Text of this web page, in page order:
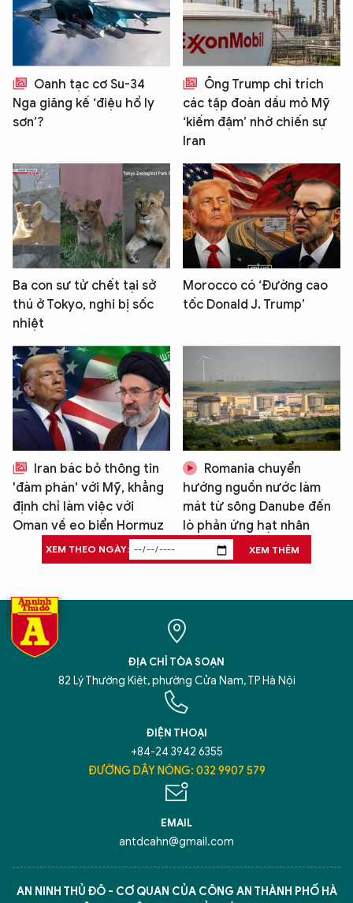
Oanh tạc cơ Su-34
Nga giăng kế ‘điệu hổ ly
sơn’?
Ông Trump chỉ trích
các tập đoàn dầu mỏ Mỹ
‘kiếm đậm’ nhờ chiến sự
Iran
Ba con sư tử chết tại sở
thú ở Tokyo, nghi bị sốc
nhiệt
Morocco có ‘Đường cao
tốc Donald J. Trump’
Iran bác bỏ thông tin
'đàm phán' với Mỹ, khẳng
định chỉ làm việc với
Oman về eo biển Hormuz
Romania chuyển
hướng nguồn nước làm
mát từ sông Danube đến
lò phản ứng hạt nhân
XEM THEO NGÀY: XEM THÊM
ĐỊA CHỈ TÒA SOẠN
82 Lý Thường Kiệt, phường Cửa Nam, TP Hà Nội
ĐIỆN THOẠI
+84-24 3942 6355
ĐƯỜNG DÂY NÓNG: 032 9907 579
EMAIL
antdcahn@gmail.com
AN NINH THỦ ĐÔ - CƠ QUAN CỦA CÔNG AN THÀNH PHỐ HÀ